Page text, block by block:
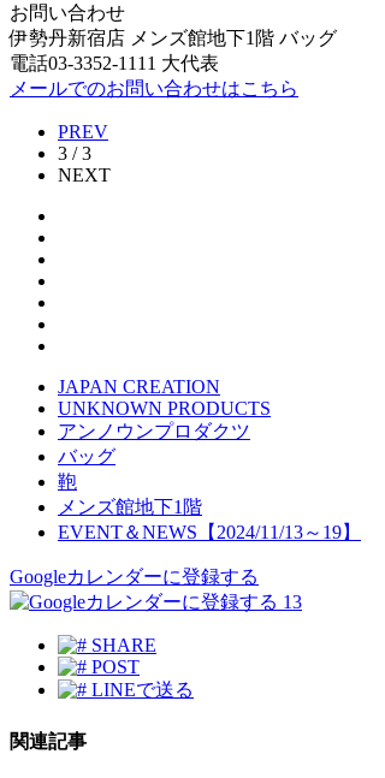
お問い合わせ
伊勢丹新宿店 メンズ館地下1階 バッグ
電話03-3352-1111 大代表
メールでのお問い合わせはこちら
PREV
3 / 3
NEXT
JAPAN CREATION
UNKNOWN PRODUCTS
アンノウンプロダクツ
バッグ
鞄
メンズ館地下1階
EVENT＆NEWS【2024/11/13～19】
Googleカレンダーに登録する
13
SHARE
POST
LINEで送る
関連記事